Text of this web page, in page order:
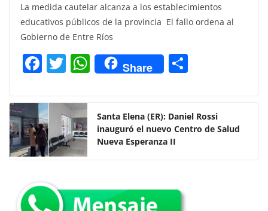
La medida cautelar alcanza a los establecimientos
educativos públicos de la provincia El fallo ordena al
Gobierno de Entre Ríos
F
c
e
b
o
o
k
T
itt
er
W
h
s
A
Share
p
ar
Santa Elena (ER): Daniel Rossi
inauguró el nuevo Centro de Salud
Nueva Esperanza II